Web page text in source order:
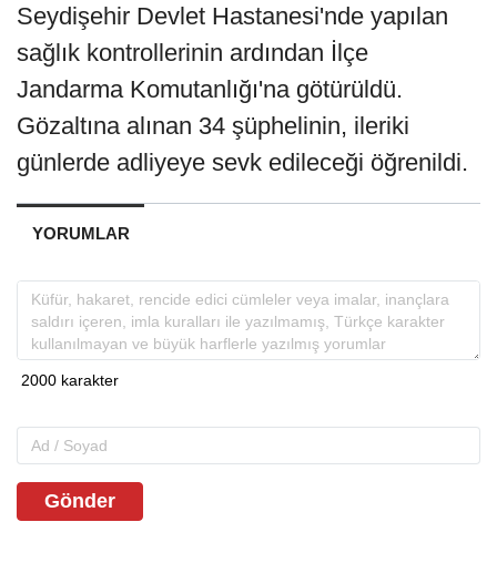
Seydişehir Devlet Hastanesi'nde yapılan
sağlık kontrollerinin ardından İlçe
Jandarma Komutanlığı'na götürüldü.
Gözaltına alınan 34 şüphelinin, ileriki
günlerde adliyeye sevk edileceği öğrenildi.
YORUMLAR
Gönder